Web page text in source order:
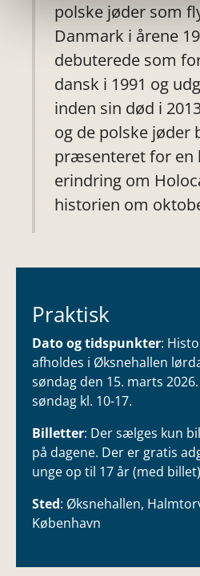
polske jøder som
Danmark i årene
debuterede som
dansk i 1991 og
inden sin død i
og de polske jøder
præsenteret for en
erindring om
historien om
Praktisk
Dato og tidspunkter:
afholdes i Øksnehallen
søndag den 15. marts
søndag kl. 10-17.
Billetter: Der sælges kun
på dagene. Der er gratis
unge op til 17 år (med
Sted: Øksnehallen,
København